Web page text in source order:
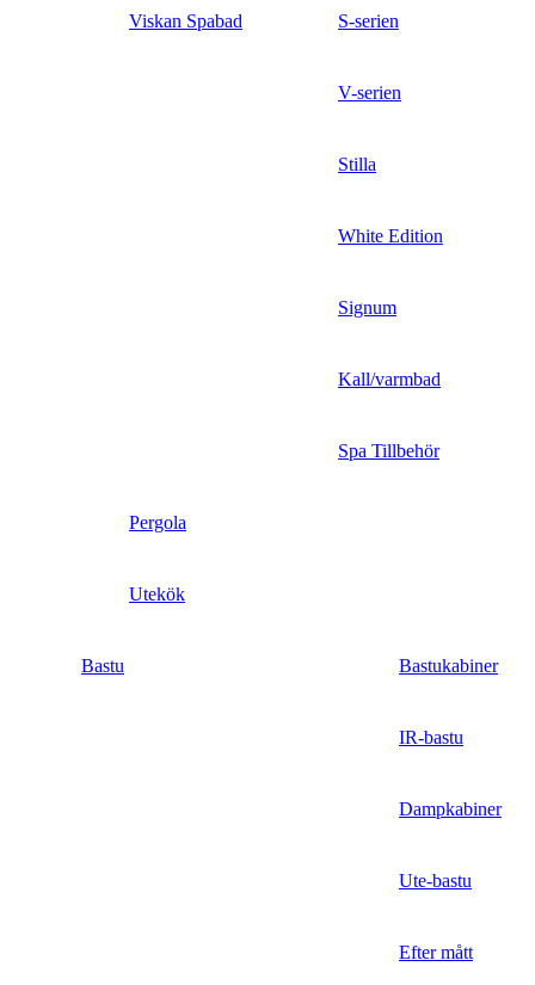
Viskan Spabad S-serien
V-serien
Stilla
White Edition
Signum
Kall/varmbad
Spa Tillbehör
Pergola
Utekök
Bastu Bastukabiner
IR-bastu
Dampkabiner
Ute-bastu
Efter mått